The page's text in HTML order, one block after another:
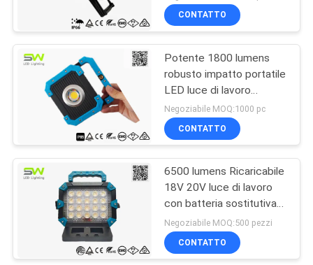
Portable Led Flood
Lights
Luce principale
solare del lavoro
CONTATTO
Potente 1800 lumens
robusto impatto portatile
LED luce di lavoro
Compatta dimensione
Negoziabile MOQ:1000 pc
CONTATTO
6500 lumens Ricaricabile
18V 20V luce di lavoro
con batteria sostitutiva
per utensili elettrici
Negoziabile MOQ:500 pezzi
CONTATTO